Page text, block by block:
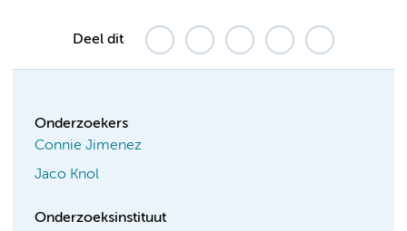
Deel dit
Onderzoekers
Connie Jimenez
Jaco Knol
Onderzoeksinstituut